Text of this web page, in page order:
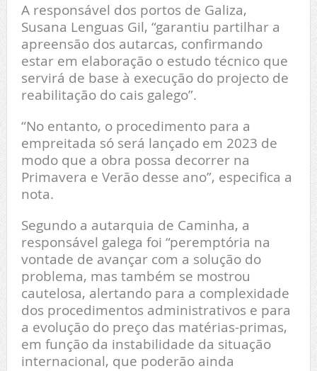
A responsável dos portos de Galiza,
Susana Lenguas Gil, “garantiu partilhar a
apreensão dos autarcas, confirmando
estar em elaboração o estudo técnico que
servirá de base à execução do projecto de
reabilitação do cais galego”.
“No entanto, o procedimento para a
empreitada só será lançado em 2023 de
modo que a obra possa decorrer na
Primavera e Verão desse ano”, especifica a
nota.
Segundo a autarquia de Caminha, a
responsável galega foi “peremptória na
vontade de avançar com a solução do
problema, mas também se mostrou
cautelosa, alertando para a complexidade
dos procedimentos administrativos e para
a evolução do preço das matérias-primas,
em função da instabilidade da situação
internacional, que poderão ainda